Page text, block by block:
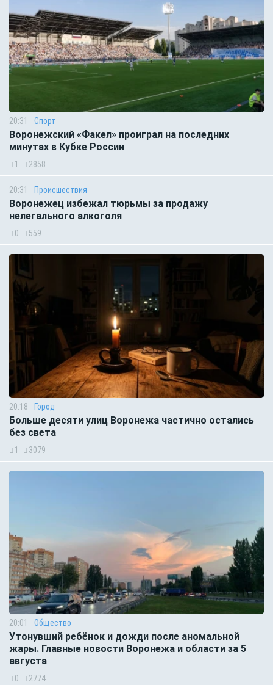
20:31 Спорт
Воронежский «Факел» проиграл на последних
минутах в Кубке России
1 2858
20:31 Происшествия
Воронежец избежал тюрьмы за продажу
нелегального алкоголя
0 559
20:18 Город
Больше десяти улиц Воронежа частично остались
без света
1 3079
20:01 Общество
Утонувший ребёнок и дожди после аномальной
жары. Главные новости Воронежа и области за 5
августа
0 2774